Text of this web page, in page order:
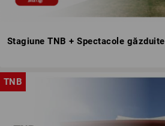
Stagiune TNB + Spectacole găzduite
TNB